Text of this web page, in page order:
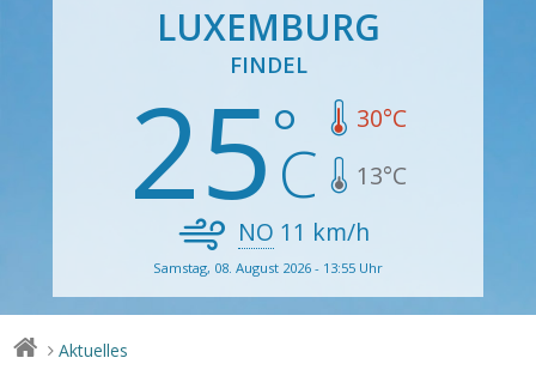
LUXEMBURG
FINDEL
25 30°C
13°C
NO 11 km/h
Samstag, 08. August 2026 - 13:55 Uhr
> Aktuelles